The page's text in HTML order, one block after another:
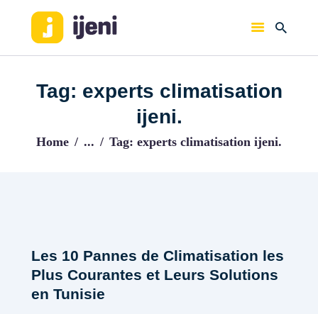
Tag: experts climatisation
ijeni.
Home ... Tag: experts climatisation ijeni.
Les 10 Pannes de Climatisation les
Plus Courantes et Leurs Solutions
en Tunisie